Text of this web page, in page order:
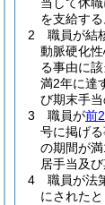
を支給する
2
職員が結
動脈硬化
る事由に
満2年に達
び期末手
3
職員が前
号に掲げ
の期間が
居手当及
4
職員が法
にされた